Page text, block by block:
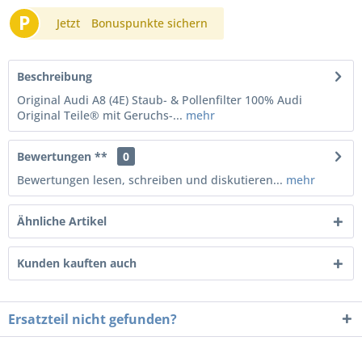
P Jetzt Bonuspunkte sichern
Beschreibung
Original Audi A8 (4E) Staub- & Pollenfilter 100% Audi
Original Teile® mit Geruchs-... mehr
Bewertungen **
0
Bewertungen lesen, schreiben und diskutieren... mehr
Ähnliche Artikel
Kunden kauften auch
Ersatzteil nicht gefunden?